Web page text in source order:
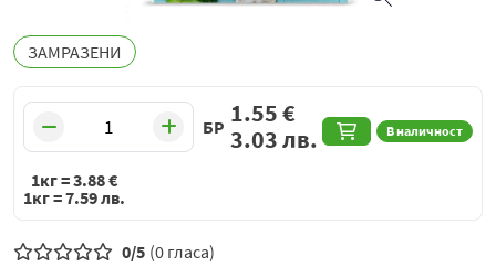
ЗАМРАЗЕНИ
БР В наличност
1.55€
3.03лв.
1кг =3.88€
1кг =7.59лв.
0/5 (0 гласа)